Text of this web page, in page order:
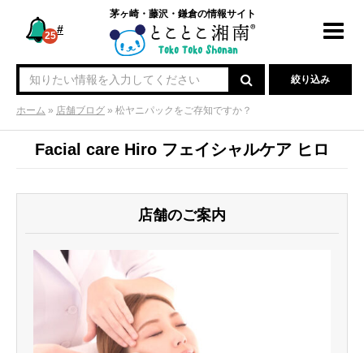
#
25
茅ヶ崎・藤沢・鎌倉の情報サイト
絞り込み
ホーム » 店舗ブログ » 松ヤニパックをご存知ですか？
Facial care Hiro フェイシャルケア ヒロ
店舗のご案内